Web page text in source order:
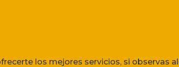
los mejores servicios, si observas